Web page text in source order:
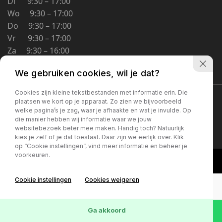
Schoolstraat 5A
4194 TG Meteren Nederland
Wo 9:30 – 17:00
Do 9:30 – 17:00
Vr 9:30 – 17:00
Za 9:30 – 16:00
Privacybeleid
We gebruiken cookies, wil je dat?
Cookies zijn kleine tekstbestanden met informatie erin. Die
plaatsen we kort op je apparaat. Zo zien we bijvoorbeeld
welke pagina’s je zag, waar je afhaakte en wat je invulde. Op
die manier hebben wij informatie waar we jouw
websitebezoek beter mee maken. Handig toch? Natuurlijk
kies je zelf of je dat toestaat. Daar zijn we eerlijk over. Klik
op “Cookie instellingen”, vind meer informatie en beheer je
voorkeuren.
Cookie instellingen Cookies weigeren
Ga akkoord